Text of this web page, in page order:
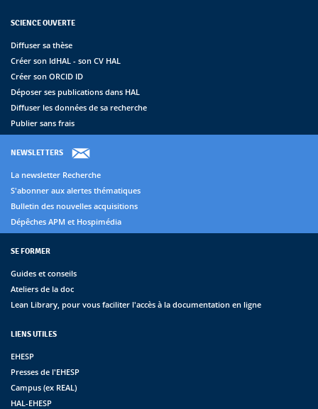
SCIENCE OUVERTE
Diffuser sa thèse
Créer son IdHAL - son CV HAL
Créer son ORCID ID
Déposer ses publications dans HAL
Diffuser les données de sa recherche
Publier sans frais
NEWSLETTERS
La newsletter Recherche
S'abonner aux alertes thématiques
Bulletin des nouvelles acquisitions
Dépêches APM et Hospimédia
SE FORMER
Guides et conseils
Ateliers de la doc
Lean Library, pour vous faciliter l'accès à la documentation en ligne
LIENS UTILES
EHESP
Presses de l'EHESP
Campus (ex REAL)
HAL-EHESP